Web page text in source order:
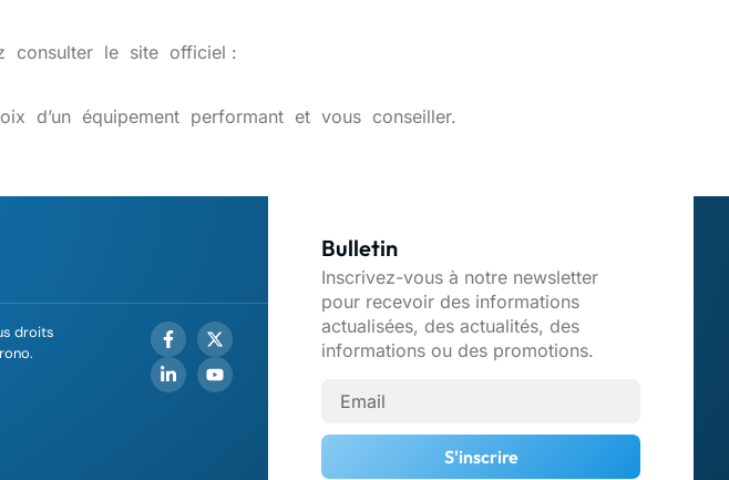
consulter le site officiel :
d’un équipement performant et vous conseiller.
droits
Bulletin
Inscrivez-vous à notre newsletter
pour recevoir des informations
actualisées, des actualités, des
informations ou des promotions.
S'inscrire